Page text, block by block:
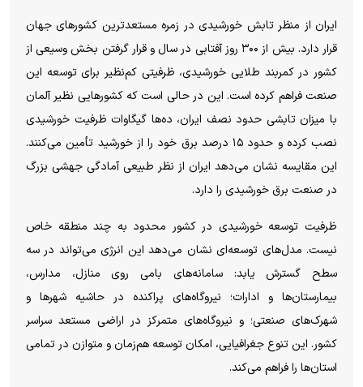
ایران از منظر تابش خورشیدی در زمره مستعدترین کشور‌های جهان
قرار دارد. بیش از ۳۰۰ روز آفتابی در سال و قرار گرفتن بخش وسیعی از
کشور در کمربند طلایی خورشیدی، ظرفیتی کم‌نظیر برای توسعه این
صنعت فراهم کرده است. این در حالی است که کشور‌هایی نظیر آلمان
با میزان تابشی حدود نصف ایران، ده‌ها گیگاوات ظرفیت خورشیدی
نصب کرده و حدود ۱۵ درصد برق خود را از خورشید تأمین می‌کنند.
این مقایسه نشان می‌دهد ایران از نظر طبیعی آمادگی جهشی بزرگ
در صنعت برق خورشیدی را دارد.
ظرفیت توسعه خورشیدی در کشور محدود به چند منطقه خاص
نیست. مدل‌های توسعه‌ای نشان می‌دهد این انرژی می‌تواند در سه
سطح گسترش یابد: سامانه‌های بامی روی منازل، مدارس،
بیمارستان‌ها و ادارات؛ نیروگاه‌های پراکنده در حاشیه شهر‌ها و
شهرک‌های صنعتی؛ و نیروگاه‌های متمرکز در اراضی مستعد سراسر
کشور. این تنوع جغرافیایی، امکان توسعه هم‌زمان و متوازن در تمامی
استان‌ها را فراهم می‌کند.